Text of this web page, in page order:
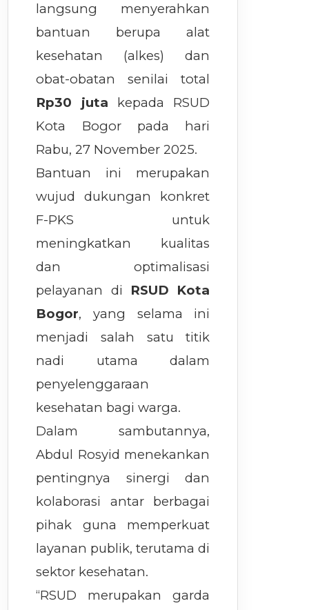
langsung menyerahkan
bantuan berupa alat
kesehatan (alkes) dan
obat-obatan senilai total
Rp30 juta kepada RSUD
Kota Bogor pada hari
Rabu, 27 November 2025.
Bantuan ini merupakan
wujud dukungan konkret
F-PKS untuk
meningkatkan kualitas
dan optimalisasi
pelayanan di RSUD Kota
Bogor, yang selama ini
menjadi salah satu titik
nadi utama dalam
penyelenggaraan
kesehatan bagi warga.
Dalam sambutannya,
Abdul Rosyid menekankan
pentingnya sinergi dan
kolaborasi antar berbagai
pihak guna memperkuat
layanan publik, terutama di
sektor kesehatan.
“RSUD merupakan garda